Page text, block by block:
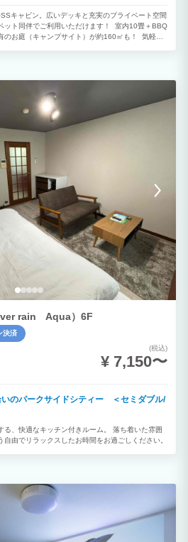
キャビン。広いデッキと充実のプライベート空間
ット同伴でご利用いただけます！ 室内10畳＋BBQ
のお庭（キャンプサイト）が約160㎡も！ 気軽に
レンタル品、売店をご利用ください。 〈 アーリー
日になって空きがある場合、10:00以降1棟につき
〈 レイトアウトについて 〉 キャンプ、宿泊施設
ご予約を承ります。フロントもしくはお電話でご確
能。1棟2,000円です。 〈 場内共有設備 〉 ■中央
ト付きトイレ ■サニタリー棟 ・炊事場(給湯器有
ンセント、電子レンジあり。 ・貸切り風呂 営業時
約制) ・コインシャワールーム 男女各3室。1泊に
リンス、ボディソープ、ドライヤーがあります。
洗濯300円/回 。乾燥20分/100 円。 ・ウォシュレ
ット付き。女性専用トイレあり。 ■ゴミステーシ
渡しします。分別てして頂ければ無料で引き取り
は無料です。ご利用の際は接種証明を持参くださ
と詰まったひみつ基地。 ライフジャケットや水中
あります。 特にライフジャケットは、川遊びに推
や花火などができる広々としたスペースです。広
などはお控えください。 〈 販売物 〉 ■食料品 カ
アイス、冷凍食材、BBQ用食材、ジビエ、ソフト
■生活用品 歯ブラシ、タオル、ペーパー類、お風
ポンジ、洗剤、電池 ■キャンプグッズ 薪、炭、ペ
、軍手、ステッカー ■遊び道具 虫取りかご、採取
ト、サンダル、浮き輪、釣り道具 〈 レンタル 〉
、毛布、マット、イス、テーブル、BBQコン
、ハンマー、ハンモック、バスタオル ■調理器具
イパン、鉄板、包丁 ■遊び道具 ライフジャケッ
携予定)
rain Aqua）6F
決済
(税込)
¥ 7,150〜
いのパークサイドシティー ＜セミダブル/
る、快適なキッチン付きルーム。 落ち着いた雰囲
由でリラックスしたお時間をお過ごしください。